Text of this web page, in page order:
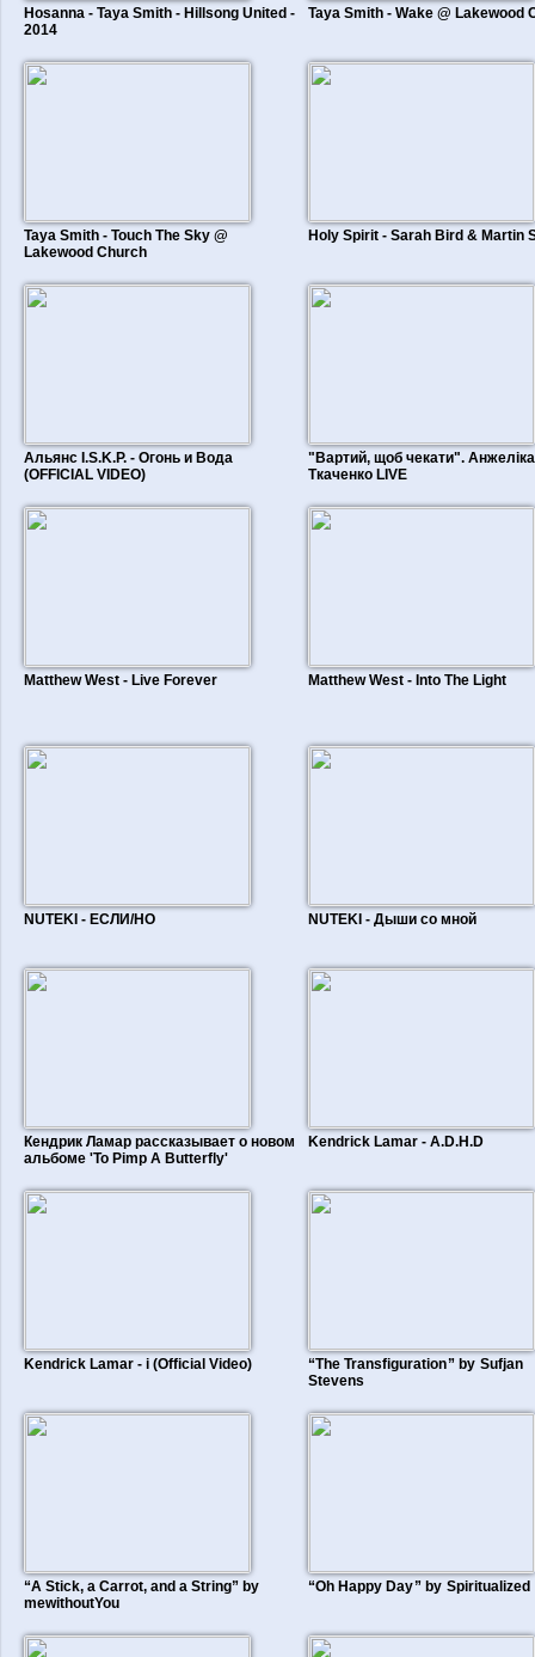
Hosanna - Taya Smith - Hillsong United -
2014
Taya Smith - Wake @ Lakewood
Taya Smith - Touch The Sky @
Lakewood Church
Holy Spirit - Sarah Bird & Martin
Альянс I.S.K.P. - Огонь и Вода
(OFFICIAL VIDEO)
"Вартий, щоб чекати". Анжеліка
Ткаченко LIVE
Matthew West - Live Forever Matthew West - Into The Light
NUTEKI - ЕСЛИ/НО NUTEKI - Дыши со мной
Кендрик Ламар рассказывает о новом
альбоме 'To Pimp A Butterfly'
Kendrick Lamar - A.D.H.D
Kendrick Lamar - i (Official Video)
“The Transfiguration ” by Sufjan
Stevens
“A Stick, a Carrot, and a String” by
mewithoutYou
“Oh Happy Day ” by Spiritualized